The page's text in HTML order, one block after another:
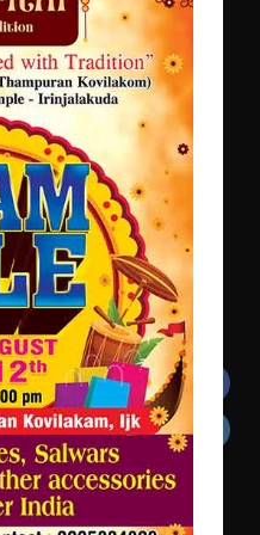
കവിതാസംഗമം 2026
കാട്ടൂർ, ടി. കെ.
16ന്
കാറ്റിനും
4.4
ലഭിച്ചു
Facebook
Instagram